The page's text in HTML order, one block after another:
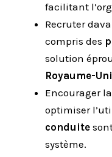
facilitant
Recruter
compris des
solution
Royaume-Uni
Encourager la
optimiser
conduite
système.